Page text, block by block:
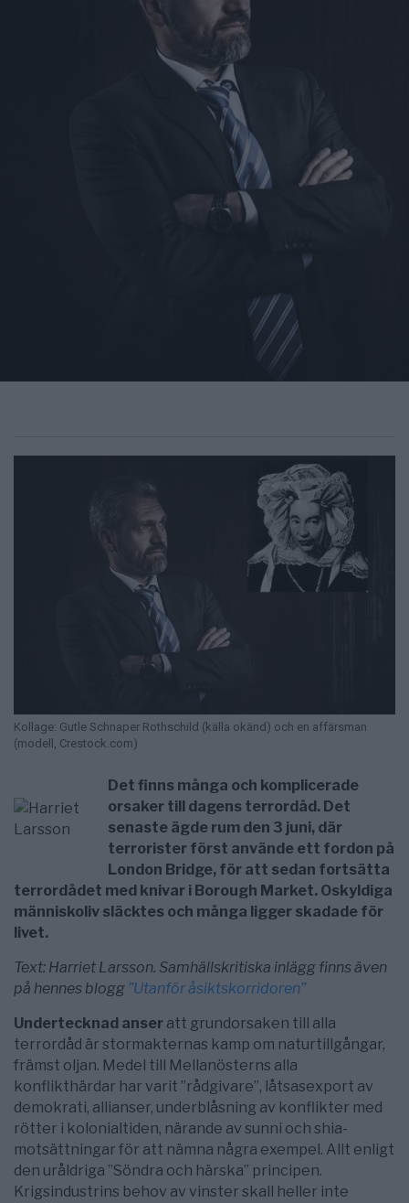
Kollage: Gutle Schnaper Rothschild (källa okänd) och en affärsman
(modell, Crestock.com)
Det finns många och komplicerade
orsaker till dagens terrordåd. Det
senaste ägde rum den 3 juni, där
terrorister först använde ett fordon på
London Bridge, för att sedan fortsätta
terrordådet med knivar i Borough Market. Oskyldiga
människoliv släcktes och många ligger skadade för
livet.
Text: Harriet Larsson. Samhällskritiska inlägg finns även
på hennes blogg ”Utanför åsiktskorridoren”
Undertecknad anser att grundorsaken till alla
terrordåd är stormakternas kamp om naturtillgångar,
främst oljan. Medel till Mellanösterns alla
konflikthärdar har varit ”rådgivare”, låtsasexport av
demokrati, allianser, underblåsning av konflikter med
rötter i kolonialtiden, närande av sunni och shia-
motsättningar för att nämna några exempel. Allt enligt
den uråldriga ”Söndra och härska” principen.
Krigsindustrins behov av vinster skall heller inte